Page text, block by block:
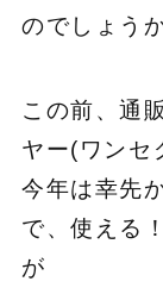
のでしょう
この前、通
ヤー(ワンセ
今年は幸先
で、使える
が